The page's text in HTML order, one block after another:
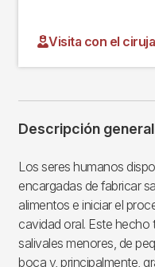
Visita con el
Descripción general
Los seres humanos
encargadas de fabricar
alimentos e iniciar el
cavidad oral. Este hecho
salivales menores, de
boca y, principalmente,